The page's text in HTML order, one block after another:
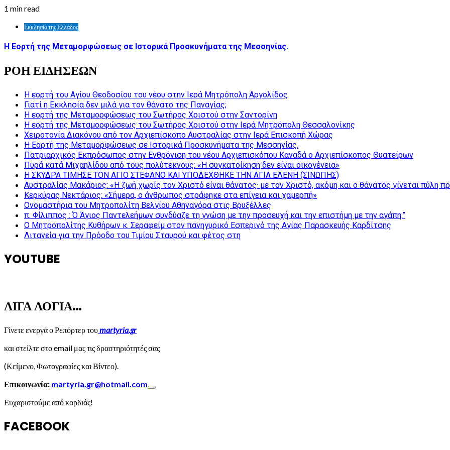
1 min read
Εκκλησία της Ελλάδος
Η Εορτή της Μεταμορφώσεως σε Ιστορικά Προσκυνήματα της Μεσσηνίας.
ΡΟΗ ΕΙΔΗΣΕΩΝ
Η εορτή του Αγίου Θεοδοσίου του νέου στην Ιερά Μητρόπολη Αργολίδος
Γιατί η Εκκλησία δεν μιλά για τον θάνατο της Παναγίας;
Η εορτή της Μεταμορφώσεως του Σωτήρος Χριστού στην Σαντορίνη
Η εορτή της Μεταμορφώσεως του Σωτήρος Χριστού στην Ιερά Μητρόπολη Θεσσαλονίκης
Χειροτονία Διακόνου από τον Αρχιεπίσκοπο Αυστραλίας στην Ιερά Επισκοπή Χώρας
Η Εορτή της Μεταμορφώσεως σε Ιστορικά Προσκυνήματα της Μεσσηνίας.
Πατριαρχικός Εκπρόσωπος στην Ενθρόνιση του νέου Αρχιεπισκόπου Καναδά ο Αρχιεπίσκοπος Θυατείρων
Πυρά κατά Μιχαηλίδου από τους πολύτεκνους: «Η συγκατοίκηση δεν είναι οικογένεια»
Η ΣΚΥΔΡΑ ΤΙΜΗΣΕ ΤΟΝ ΑΓΙΟ ΣΤΕΦΑΝΟ ΚΑΙ ΥΠΟΔΕΧΘΗΚΕ ΤΗΝ ΑΓΙΑ ΕΛΕΝΗ (ΣΙΝΩΠΗΣ)
Αυστραλίας Μακάριος: «Η ζωή χωρίς τον Χριστό είναι θάνατος· με τον Χριστό, ακόμη και ο θάνατος γίνεται πύλη
Κερκύρας Νεκτάριος: «Σήμερα, ο άνθρωπος στράφηκε στα επίγεια και χαμερπή»
Ονομαστήρια του Μητροπολίτη Βελγίου Αθηναγόρα στις Βρυξέλλες
π. Φίλιππος : Ό Άγιος Παντελεήμων συνδύαζε τη γνώση με την προσευχή και την επιστήμη με την αγάπη.”
Ο Μητροπολίτης Κυθήρων κ. Σεραφείμ στον πανηγυρικό Εσπερινό της Αγίας Παρασκευής Καρδίτσης
Λιτανεία για την Πρόοδο του Τιμίου Σταυρού και φέτος στη
YOUTUBE
ΛΙΓΑ ΛΟΓΙΑ…
Γίνετε ενεργά ο Ρεπόρτερ τουmartyria.gr
και στείλτε στο email μας τις δραστηριότητές σας
(Κείμενο, Φωτογραφίες και Βίντεο).
Επικοινωνία: martyria.gr@hotmail.com
Ευχαριστούμε από καρδιάς!
FACEBOOK